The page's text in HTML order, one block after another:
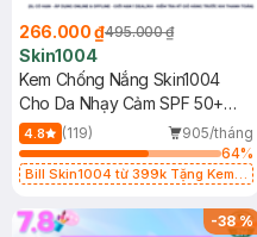
266.000 ₫495.000 ₫
Skin1004
Kem Chống Nắng Skin1004
Cho Da Nhạy Cảm SPF 50+
50ml
4.8 (119)
905/tháng
64%
Bill Skin1004 từ 399k Tặng Kem
SPF 50+ 20ml (SL Có Hạn)
-38%